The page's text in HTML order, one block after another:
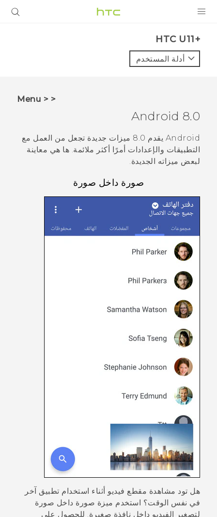
VIVE
VIVERSE
البرامج + التطبيقات
الدعم
HTC U11+‎
أدلة المستخدم
< < Menu
Android 8.0
Android
يقدم 8.0 ميزات جديدة تجعل من العمل مع
التطبيقات والإعدادات أمرًا أكثر ملائمة. ها هي معاينة
لبعض ميزاته الجديدة.
صورة داخل صورة
هل تود مشاهدة مقطع فيديو أثناء استخدام تطبيق آخر
في نفس الوقت؟ استخدم ميزة صورة داخل صورة
لتصغير الفيديو داخل نافذة صغيرة. للحصول على